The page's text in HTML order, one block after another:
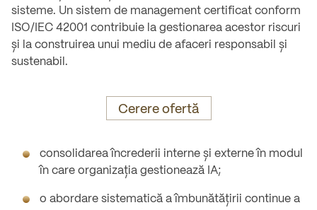
sisteme. Un sistem de management certificat conform
ISO/IEC 42001 contribuie la gestionarea acestor riscuri
și la construirea unui mediu de afaceri responsabil și
sustenabil.
Cerere ofertă
consolidarea încrederii interne și externe în modul
în care organizația gestionează IA;
o abordare sistematică a îmbunătățirii continue a